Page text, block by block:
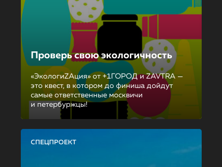
Проверь свою экологичность
«ЭкологиZAция» от +1ГОРОД и ZAVTRA —
это квест, в котором до финиша дойдут
самые ответственные москвичи
и петербуржцы!
СПЕЦПРОЕКТ